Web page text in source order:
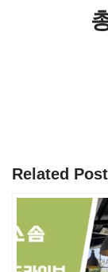
Related